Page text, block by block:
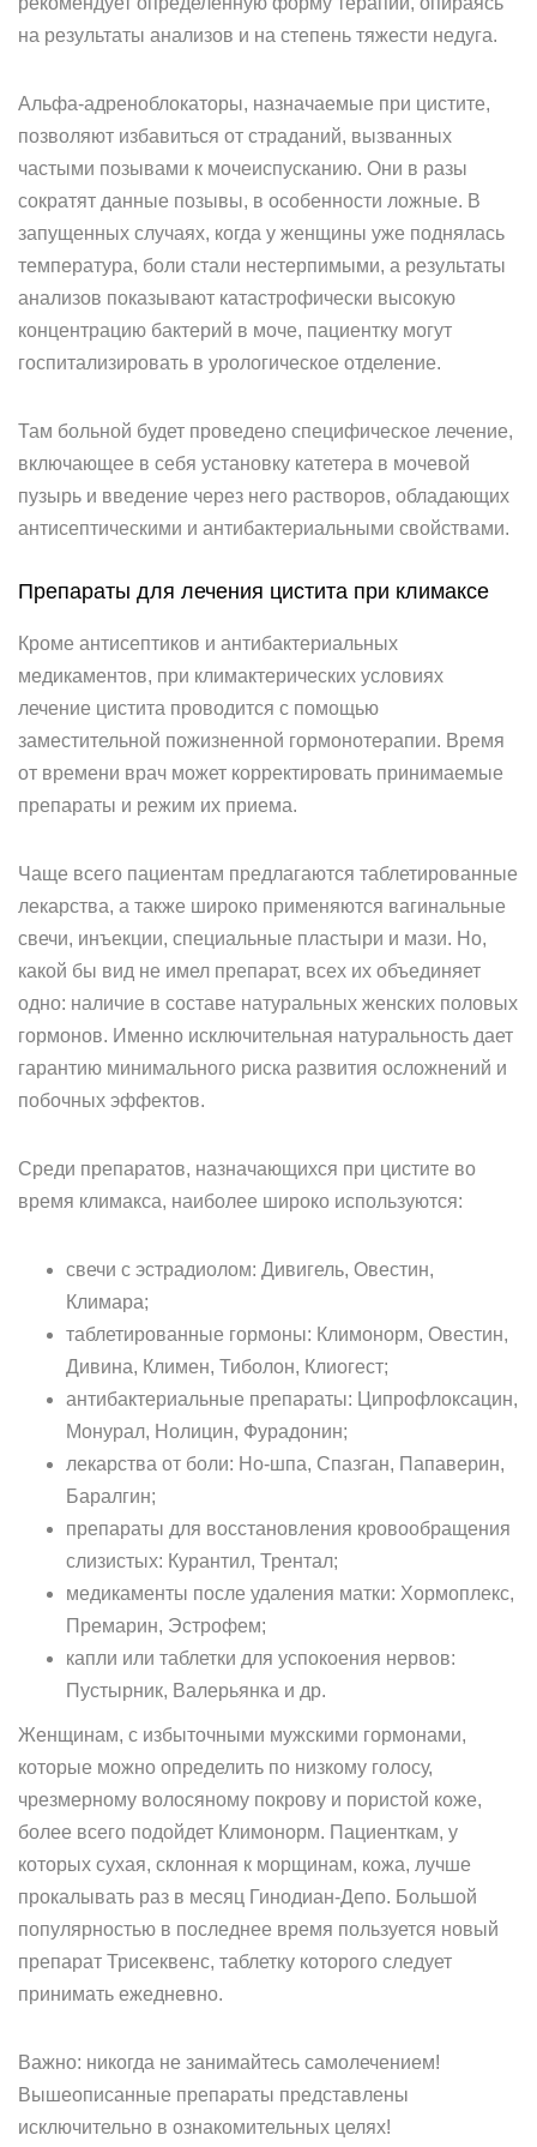
на результаты анализов и на степень тяжести недуга.
Альфа-адреноблокаторы, назначаемые при цистите,
позволяют избавиться от страданий, вызванных
частыми позывами к мочеиспусканию. Они в разы
сократят данные позывы, в особенности ложные. В
запущенных случаях, когда у женщины уже поднялась
температура, боли стали нестерпимыми, а результаты
анализов показывают катастрофически высокую
концентрацию бактерий в моче, пациентку могут
госпитализировать в урологическое отделение.
Там больной будет проведено специфическое лечение,
включающее в себя установку катетера в мочевой
пузырь и введение через него растворов, обладающих
антисептическими и антибактериальными свойствами.
Препараты для лечения цистита при климаксе
Кроме антисептиков и антибактериальных
медикаментов, при климактерических условиях
лечение цистита проводится с помощью
заместительной пожизненной гормонотерапии. Время
от времени врач может корректировать принимаемые
препараты и режим их приема.
Чаще всего пациентам предлагаются таблетированные
лекарства, а также широко применяются вагинальные
свечи, инъекции, специальные пластыри и мази. Но,
какой бы вид не имел препарат, всех их объединяет
одно: наличие в составе натуральных женских половых
гормонов. Именно исключительная натуральность дает
гарантию минимального риска развития осложнений и
побочных эффектов.
Среди препаратов, назначающихся при цистите во
время климакса, наиболее широко используются:
свечи с эстрадиолом: Дивигель, Овестин,
Климара;
таблетированные гормоны: Климонорм, Овестин,
Дивина, Климен, Тиболон, Клиогест;
антибактериальные препараты: Ципрофлоксацин,
Монурал, Нолицин, Фурадонин;
лекарства от боли: Но-шпа, Спазган, Папаверин,
Баралгин;
препараты для восстановления кровообращения
слизистых: Курантил, Трентал;
медикаменты после удаления матки: Хормоплекс,
Премарин, Эстрофем;
капли или таблетки для успокоения нервов:
Пустырник, Валерьянка и др.
Женщинам, с избыточными мужскими гормонами,
которые можно определить по низкому голосу,
чрезмерному волосяному покрову и пористой коже,
более всего подойдет Климонорм. Пациенткам, у
которых сухая, склонная к морщинам, кожа, лучше
прокалывать раз в месяц Гинодиан-Депо. Большой
популярностью в последнее время пользуется новый
препарат Трисеквенс, таблетку которого следует
принимать ежедневно.
Важно: никогда не занимайтесь самолечением!
Вышеописанные препараты представлены
исключительно в ознакомительных целях!